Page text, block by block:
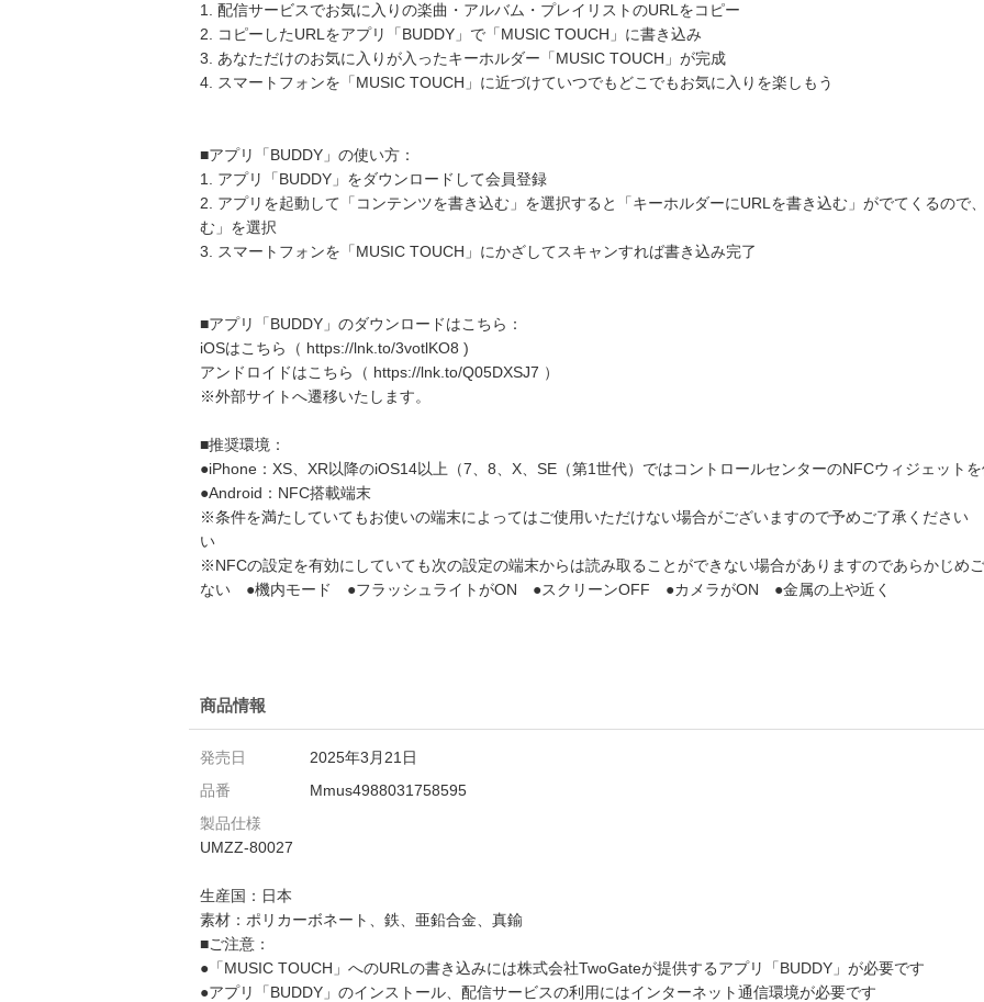
1. 配信サービスでお気に入りの楽曲・アルバム・プレイリストのURLをコピー
2. コピーしたURLをアプリ「BUDDY」で「MUSIC TOUCH」に書き込み
3. あなただけのお気に入りが入ったキーホルダー「MUSIC TOUCH」が完成
4. スマートフォンを「MUSIC TOUCH」に近づけていつでもどこでもお気に入りを楽しもう
■アプリ「BUDDY」の使い方：
1. アプリ「BUDDY」をダウンロードして会員登録
2. アプリを起動して「コンテンツを書き込む」を選択すると「キーホルダーにURLを書き込む」がでてくるので
む」を選択
3. スマートフォンを「MUSIC TOUCH」にかざしてスキャンすれば書き込み完了
■アプリ「BUDDY」のダウンロードはこちら：
iOSはこちら（ https://lnk.to/3votlKO8 )
アンドロイドはこちら（ https://lnk.to/Q05DXSJ7 ）
※外部サイトへ遷移いたします。
■推奨環境：
●iPhone：XS、XR以降のiOS14以上（7、8、X、SE（第1世代）ではコントロールセンターのNFCウィジェットを
●Android：NFC搭載端末
※条件を満たしていてもお使いの端末によってはご使用いただけない場合がございますので予めご了承くださ
い
※NFCの設定を有効にしていても次の設定の端末からは読み取ることができない場合がありますのであらかじ
ない ●機内モード ●フラッシュライトがON ●スクリーンOFF ●カメラがON ●金属の上や近く
商品情報
発売日
2025年3月21日
品番
Mmus4988031758595
製品仕様
UMZZ-80027
生産国：日本
素材：ポリカーボネート、鉄、亜鉛合金、真鍮
■ご注意：
●「MUSIC TOUCH」へのURLの書き込みには株式会社TwoGateが提供するアプリ「BUDDY」が必要です
●アプリ「BUDDY」のインストール、配信サービスの利用にはインターネット通信環境が必要です